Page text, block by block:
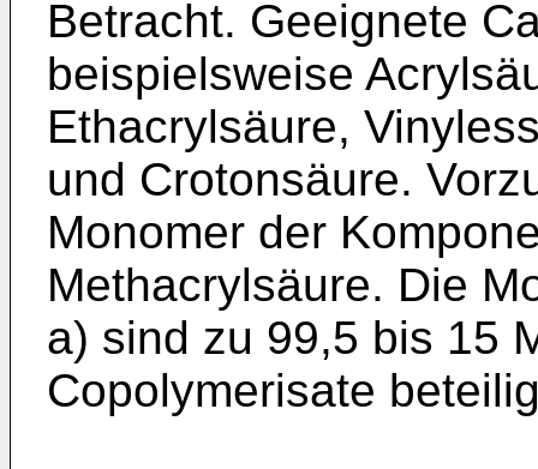
Betracht. Geeignete
beispielsweise
Ethacrylsäure,
und Crotonsäure.
Monomer der
Methacrylsäure. Die
a) sind zu 99,5 bis 15
Copolymerisate